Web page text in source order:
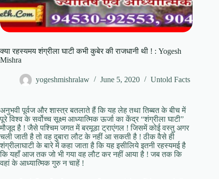
क्या रहस्यमय शंग्रीला घाटी कभी कुबेर की राजधानी थी ! : Yogesh
Mishra
yogeshmishralaw June 5, 2020 Untold Facts
अनुभवी पूर्वज और शास्त्र बतलाते हैं कि यह लेह तथा तिब्बत के बीच में
पूरे विश्व के सर्वोच्च सूक्ष्म आध्यात्मिक ऊर्जा का केंद्र “शंग्रीला घाटी”
मौजूद है ! जैसे पश्चिम जगत में बरमूडा ट्राएंगल ! जिसमें कोई वस्तु अगर
चली जाती है तो वह दुबारा लौट के नहीं आ सकती है ! ठीक वैसे ही
शंग्रीलाघाटी के बारे में कहा जाता है कि यह इसीलिये इतनी रहस्यमई है
कि यहाँ आज तक जो भी गया वह लौट कर नहीं आया है ! जब तक कि
वहां के आध्यात्मिक गुरु न चाहें !